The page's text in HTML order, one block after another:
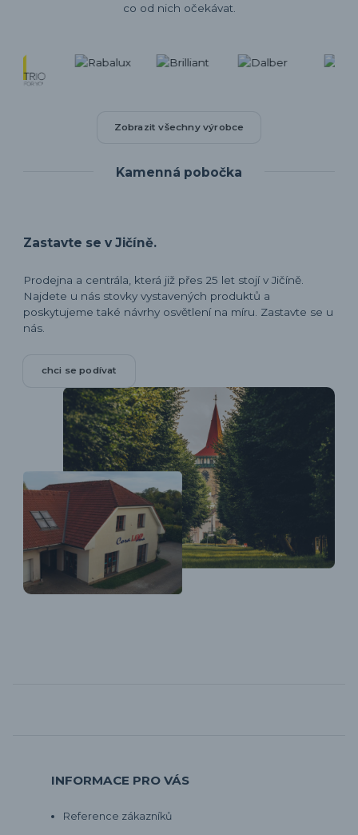
co od nich očekávat.
Zobrazit všechny výrobce
Kamenná pobočka
Zastavte se v Jičíně.
Prodejna a centrála, která již přes 25 let stojí v Jičíně.
Najdete u nás stovky vystavených produktů a
poskytujeme také návrhy osvětlení na míru. Zastavte se u
nás.
chci se podívat
INFORMACE PRO VÁS
Reference zákazníků